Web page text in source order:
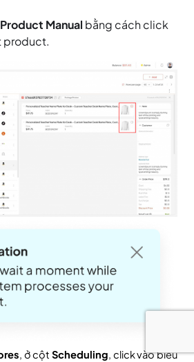
Manual bằng cách click
product.
, ở cột Scheduling, click vào biểu